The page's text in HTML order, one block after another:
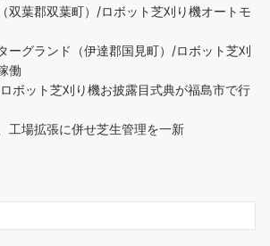
双葉郡双葉町）/ロボット芝刈り機オートモ
ーグランド（伊達郡国見町）/ロボット芝刈
働
ボット芝刈り機お披露目式典が福島市で行
工場拡張に併せ芝生管理を一新